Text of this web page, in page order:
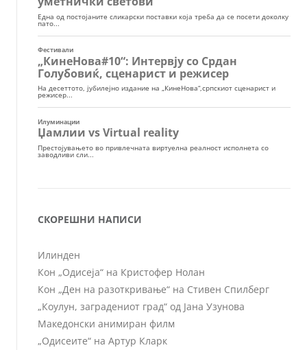
СКОРЕШНИ НАПИСИ
Илинден
Кон „Одисеја“ на Кристофер Нолан
Кон „Ден на разоткривање“ на Стивен Спилберг
„Коулун, заградениот град“ од Јана Узунова
Македонски анимиран филм
„Одисеите“ на Артур Кларк